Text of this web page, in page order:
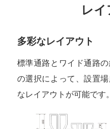
レイ
多彩なレイアウト
標準通路とワイド通路
の選択によって、設置
なレイアウトが可能です。